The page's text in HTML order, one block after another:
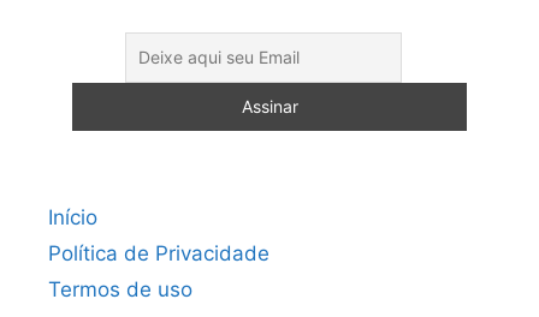
Início
Política de Privacidade
Termos de uso